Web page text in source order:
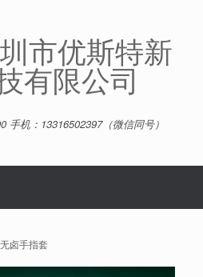
市优斯特新
有限公司
手机：13316502397（微信同号）
卤手指套